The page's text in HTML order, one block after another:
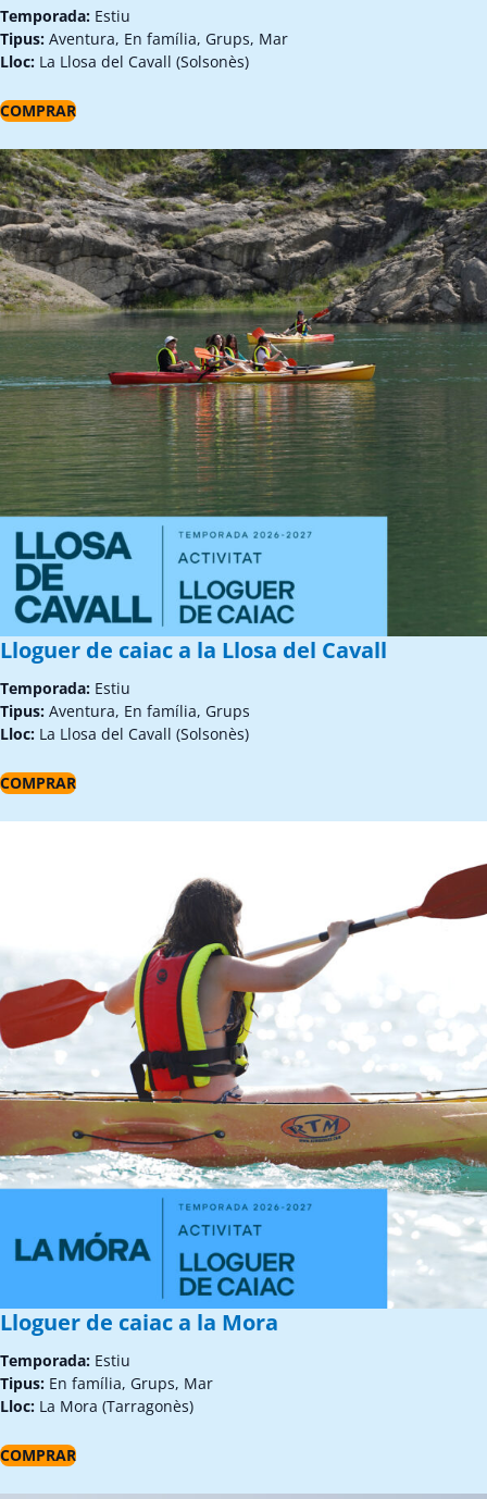
Temporada: Estiu
Tipus: Aventura, En família, Grups, Mar
Lloc: La Llosa del Cavall (Solsonès)
COMPRAR
Lloguer de caiac a la Llosa del Cavall
Temporada: Estiu
Tipus: Aventura, En família, Grups
Lloc: La Llosa del Cavall (Solsonès)
COMPRAR
Lloguer de caiac a la Mora
Temporada: Estiu
Tipus: En família, Grups, Mar
Lloc: La Mora (Tarragonès)
COMPRAR